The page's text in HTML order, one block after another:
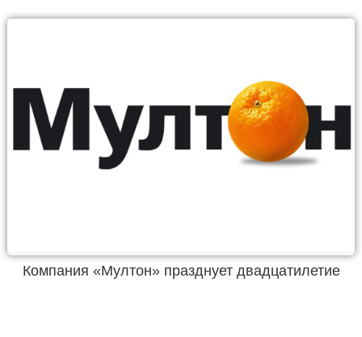
Компания «Мултон» празднует двадцатилетие